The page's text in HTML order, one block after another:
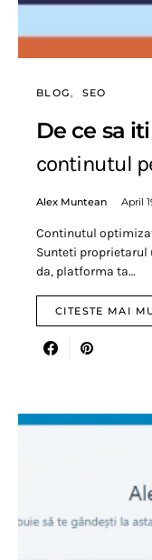
BLOG SEO
De ce sa
continutul
Alex Muntean April
Continutul
Sunteti proprietarul
da, platforma ta…
CITESTE MAI